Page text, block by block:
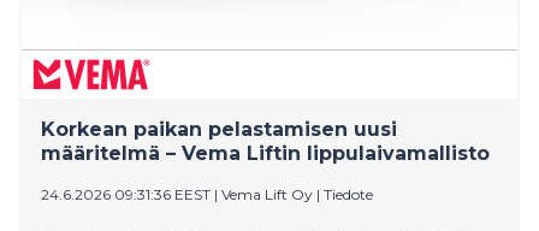
Korkean paikan pelastamisen uusi
määritelmä – Vema Liftin lippulaivamallisto
24.6.2026 09:31:36 EEST | Vema Lift Oy | Tiedote